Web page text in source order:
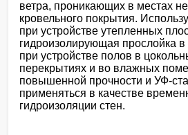
ветра, проникающих в местах
кровельного покрытия.
при устройстве утепленных
гидроизолирующая прослойка
при устройстве полов в
перекрытиях и во влажных
повышенной прочности и УФ-
применяться в качестве
гидроизоляции стен.